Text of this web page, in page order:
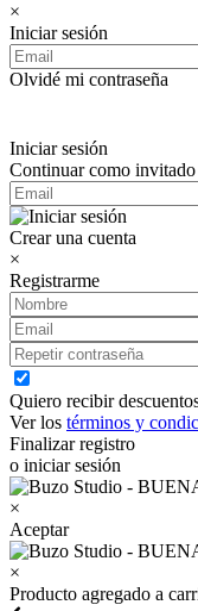
×
Iniciar sesión
Olvidé mi contraseña
Iniciar sesión
Continuar como invitado
Crear una cuenta
×
Registrarme
Quiero recibir
Ver los términos y
Finalizar registro
o iniciar sesión
×
Aceptar
×
Producto agregado a